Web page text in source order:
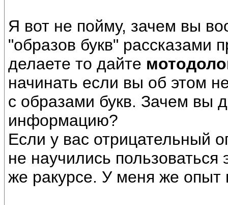
Я вот не пойму, зачем вы
"образов букв" рассказами
делаете то дайте
начинать если вы об этом
с образами букв. Зачем вы
информацию?
Если у вас отрицательный
не научились
же ракурсе. У меня же опыт